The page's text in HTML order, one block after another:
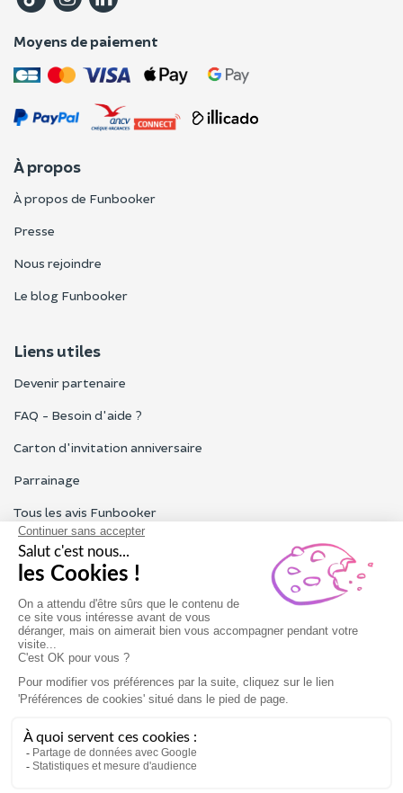
Moyens de paiement
À propos
À propos de Funbooker
Presse
Nous rejoindre
Le blog Funbooker
Liens utiles
Devenir partenaire
FAQ - Besoin d'aide ?
Carton d'invitation anniversaire
Parrainage
Tous les avis Funbooker
Particuliers, entreprises, professionnels
Notre service client est ouvert du lundi au vendredi de 9h à 18h
Nous contacter
Conditions générales
Mentions légales